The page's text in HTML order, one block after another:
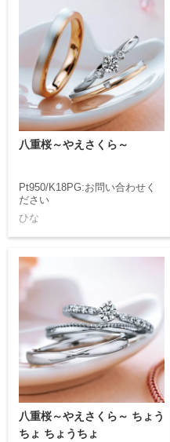
八重桜～やえさくら～
Pt950/K18PG:お問い合わせく
ださい
ひな
八重桜～やえさくら～ ちょう
ちょ ちょうちょ